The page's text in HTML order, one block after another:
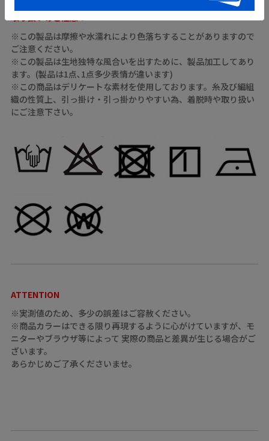
※この製品は摩擦や水濡れにより色落ちすることがありますので
ご注意ください。
※この製品は生地独特な風合いを出すために、製品加工してあり
ます。(製品は1点､1点多少表情が違います)
※この商品はデリケートな素材を使用しております。糸及び編組
織の性質上、引っ掛け・引っ掛かりやすい為、着脱時や取り扱い
にご注意下さい。
ATTENTION
※実測値のため、多少の誤差はご容赦ください。
※商品カラーはできる限り再現するように心がけていますが、モ
ニターやブラウザ等によって 実際の商品と差異が生じる場合がご
ざいます。
あらかじめご了承くださいませ。